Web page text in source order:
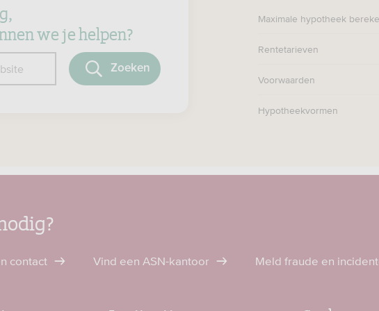
we je helpen?
Zoeken
Maximale hypotheek
Rentetarieven
Voorwaarden
Hypotheekvormen
contact Vind een ASN-kantoor Meld fraude en